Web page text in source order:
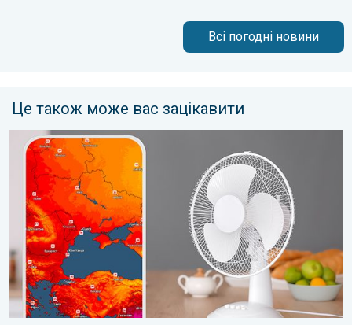
Всі погодні новини
Це також може вас зацікавити
10 способів охолодження в спеку. Спека на робочому